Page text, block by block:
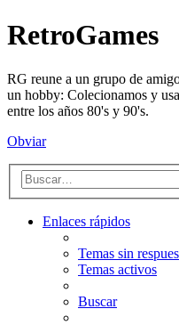
RetroGames
RG reune a un grupo de
un hobby: Colecionamos y
entre los años 80's y 90's.
Obviar
Enlaces rápidos
Temas sin
Temas activos
Buscar